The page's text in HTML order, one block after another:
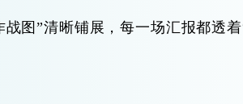
图”清晰铺展，每一场汇报都透